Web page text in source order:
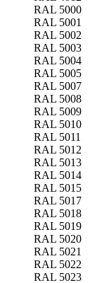
RAL 5000
RAL 5001
RAL 5002
RAL 5003
RAL 5004
RAL 5005
RAL 5007
RAL 5008
RAL 5009
RAL 5010
RAL 5011
RAL 5012
RAL 5013
RAL 5014
RAL 5015
RAL 5017
RAL 5018
RAL 5019
RAL 5020
RAL 5021
RAL 5022
RAL 5023